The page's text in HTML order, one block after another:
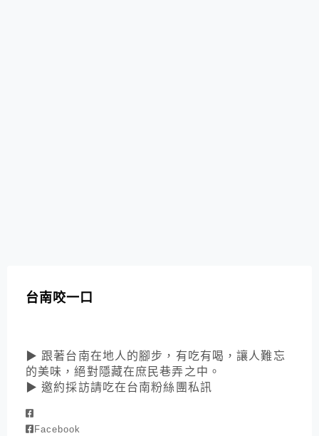
台南咬一口
▶ 跟著台南在地人的腳步，有吃有喝，讓人難忘
的美味，絕對隱藏在庶民巷弄之中。
▶ 邀約採訪請吃在台南粉絲團私訊
Facebook